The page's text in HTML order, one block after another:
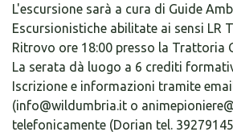
L'escursione sarà a cura di Guide
Escursionistiche abilitate ai sensi LR
Ritrovo ore 18:00 presso la Trattoria
La serata dà luogo a 6 crediti
Iscrizione e informazioni tramite email
(info@wildumbria.it o
telefonicamente (Dorian tel.